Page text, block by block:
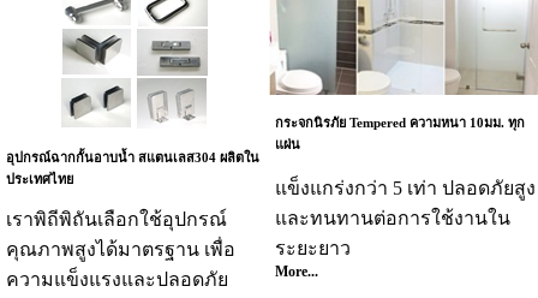
อุปกรณ์ฉากกั้นอาบน้ำ สแตนเลส304 ผลิตใน
ประเทศไทย
เราพิถีพิถันเลือกใช้อุปกรณ์
คุณภาพสูงได้มาตรฐาน เพื่อ
ความแข็งแรงและปลอดภัย
กระจกนิรภัย Tempered ความหนา 10มม. ทุก
แผ่น
แข็งแกร่งกว่า 5 เท่า ปลอดภัยสูง
และทนทานต่อการใช้งานใน
ระยะยาว
More...